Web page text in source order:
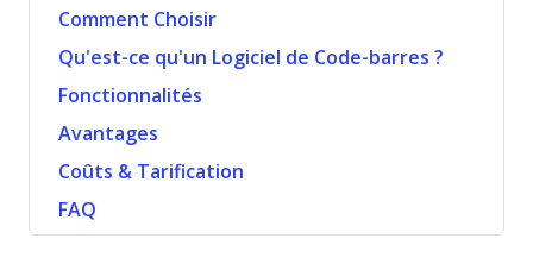
Comment Choisir
Qu'est-ce qu'un Logiciel de Code-barres ?
Fonctionnalités
Avantages
Coûts & Tarification
FAQ